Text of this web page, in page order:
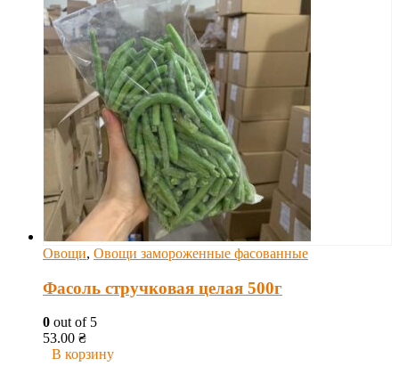
Овощи, Овощи замороженные фасованные
Фасоль стручковая целая 500г
0 out of 5
53.00 ₴
В корзину